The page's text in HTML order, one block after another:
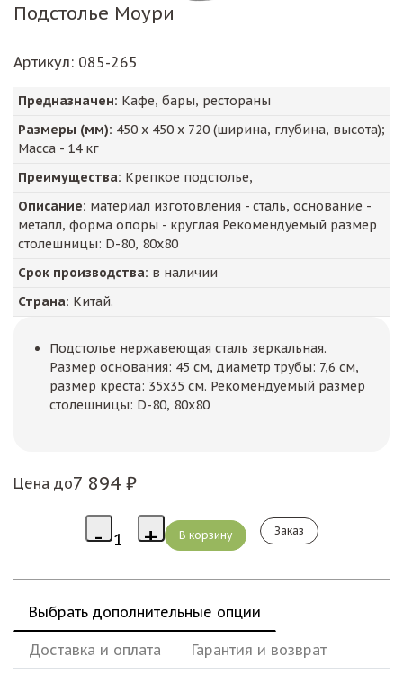
Подстолье Моури
Артикул: 085-265
Предназначен: Кафе, бары, рестораны
Размеры (мм): 450 х 450 х 720 (ширина, глубина, высота);
Масса - 14кг
Преимущества: Крепкое подстолье,
Описание: материал изготовления - сталь, основание -
металл, форма опоры - круглая Рекомендуемый размер
столешницы: D-80, 80х80
Срок производства: в наличии
Страна: Китай.
Подстолье нержавеющая сталь зеркальная.
Размер основания: 45 см, диаметр трубы: 7,6 см,
размер креста: 35х35 см. Рекомендуемый размер
столешницы: D-80, 80х80
Цена до7 894 ₽
Заказ
Выбрать дополнительные опции
Доставка и оплата Гарантия и возврат